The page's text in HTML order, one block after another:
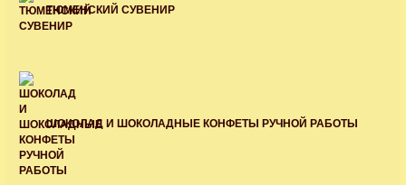
ТЮМЕНСКИЙ СУВЕНИР
ШОКОЛАД И ШОКОЛАДНЫЕ КОНФЕТЫ РУЧНОЙ РАБОТЫ